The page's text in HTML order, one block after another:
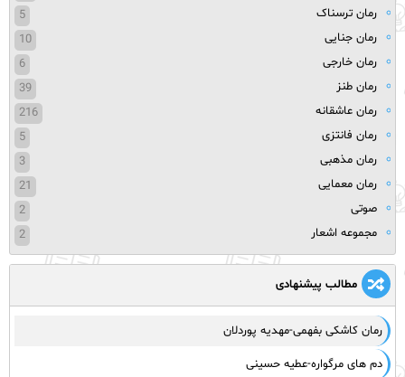
رمان ترسناک
5
رمان جنایی
10
رمان خارجی
6
رمان طنز
39
رمان عاشقانه
216
رمان فانتزی
5
رمان مذهبی
3
رمان معمایی
21
صوتی
2
مجموعه اشعار
2
مطالب پیشنهادی
رمان کاشکی بفهمی-مهدیه پوردلان
دم های مرگواره-عطیه حسینی